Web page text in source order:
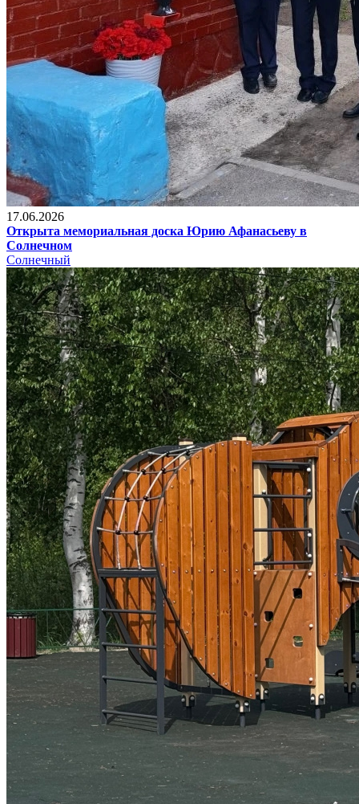
17.06.2026
Открыта мемориальная доска Юрию Афанасьеву в
Солнечном
Солнечный